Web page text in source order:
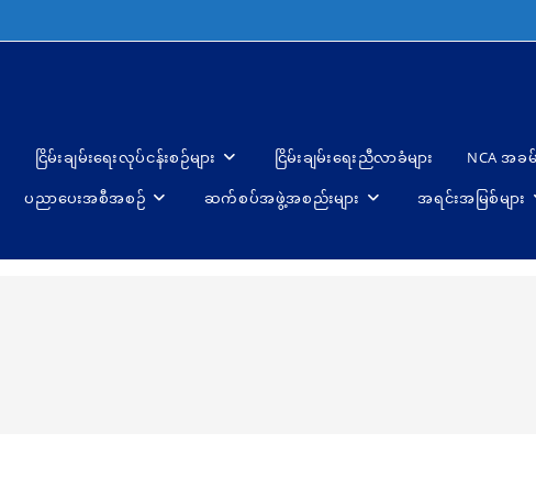
ငြိမ်းချမ်းရေးလုပ်ငန်းစဉ်များ ငြိမ်းချမ်းရေးညီလာခံများ NCA အခမ်
ပညာပေးအစီအစဉ် ဆက်စပ်အဖွဲ့အစည်းများ အရင်းအမြစ်များ